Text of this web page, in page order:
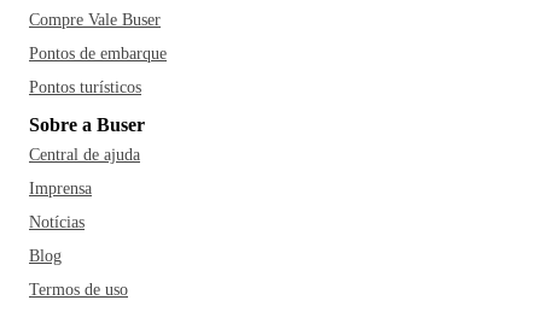
Compre Vale Buser
Pontos de embarque
Pontos turísticos
Sobre a Buser
Central de ajuda
Imprensa
Notícias
Blog
Termos de uso